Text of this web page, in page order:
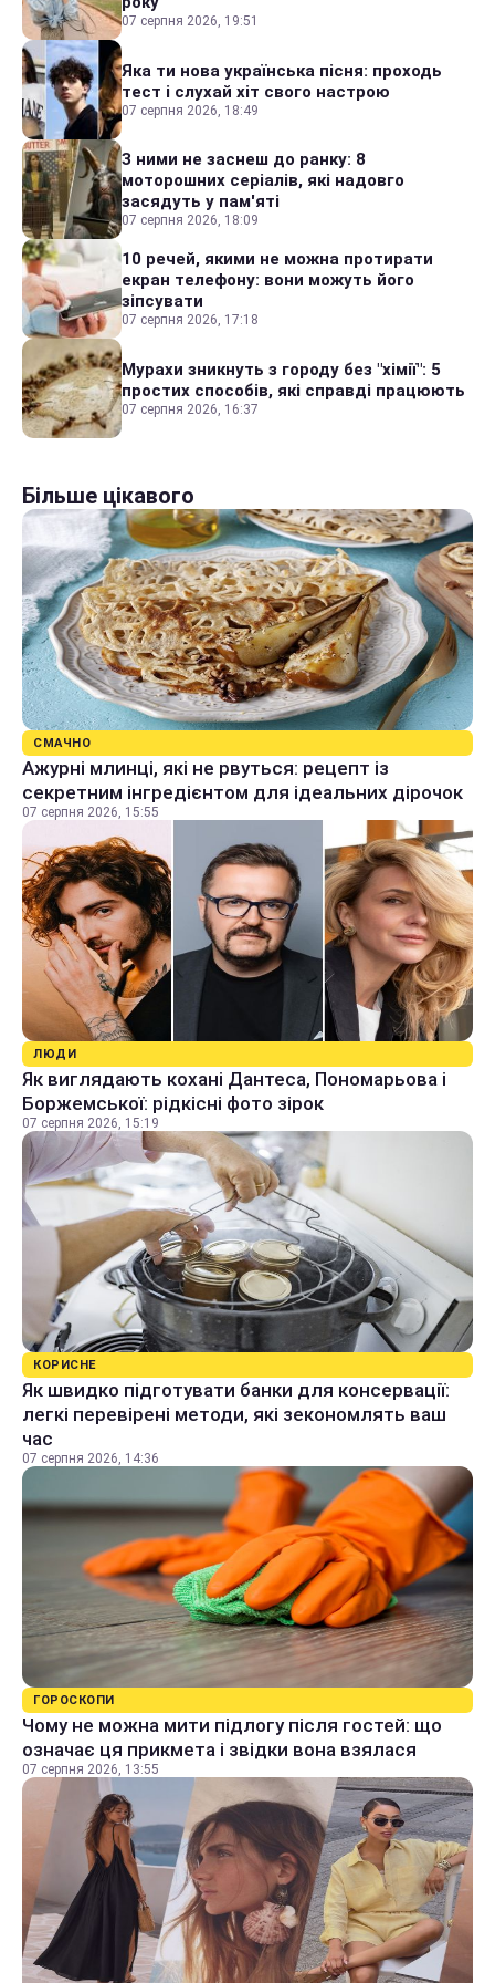
07 серпня 2026, 19:51
Яка ти нова українська пісня: проходь
тест і слухай хіт свого настрою
07 серпня 2026, 18:49
З ними не заснеш до ранку: 8
моторошних серіалів, які надовго
засядуть у пам'яті
07 серпня 2026, 18:09
10 речей, якими не можна протирати
екран телефону: вони можуть його
зіпсувати
07 серпня 2026, 17:18
Мурахи зникнуть з городу без "хімії": 5
простих способів, які справді працюють
07 серпня 2026, 16:37
Більше цікавого
СМАЧНО
Ажурні млинці, які не рвуться: рецепт із
секретним інгредієнтом для ідеальних дірочок
07 серпня 2026, 15:55
ЛЮДИ
Як виглядають кохані Дантеса, Пономарьова і
Боржемської: рідкісні фото зірок
07 серпня 2026, 15:19
КОРИСНЕ
Як швидко підготувати банки для консервації:
легкі перевірені методи, які зекономлять ваш
час
07 серпня 2026, 14:36
ГОРОСКОПИ
Чому не можна мити підлогу після гостей: що
означає ця прикмета і звідки вона взялася
07 серпня 2026, 13:55